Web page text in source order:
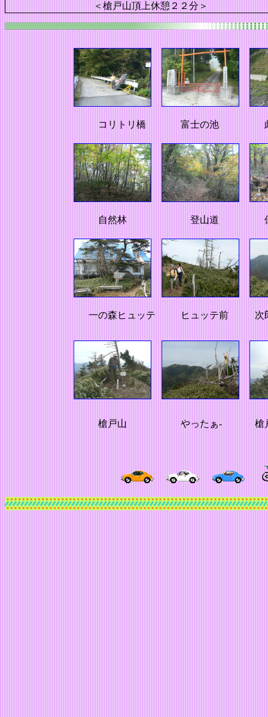
＜槍戸山頂上休憩２２分＞
コリトリ橋 富士の池 此
自然林 登山道 倒
一の森ヒュッテ ヒュッテ前 次
槍戸山 やったぁ- 槍